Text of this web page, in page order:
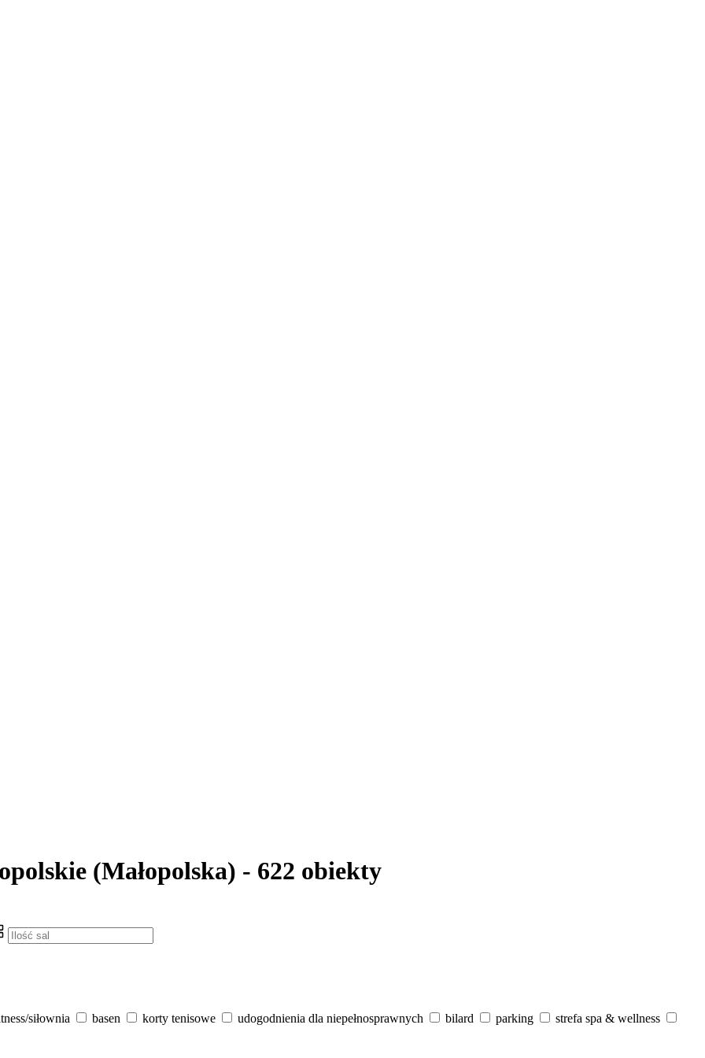
(Małopolska) - 622 obiekty
siłownia basen korty tenisowe udogodnienia dla niepełnosprawnych bilard parking strefa spa & wellness